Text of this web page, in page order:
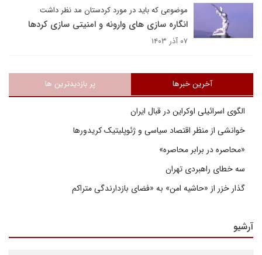
موضوعی که باید در مورد کردستان مد نظر داشت
انگاره سازی های وارونه و امنیتی سازی کردها
۰۷ آذر ۱۴۰۳
آخرین خبرها پر بازدیدترین ها
الگوی اسرائیلی اوکراین در قبال ایران
خوانشی از منظر اقتصاد سیاسی و ژئوپلیتیک کریدورها
«محاصره در برابر محاصره»
سه خطای راهبردی تهران
گذار خزر از «حاشیه امن» به «فضای بازدارندگی متراکم
آرشیو